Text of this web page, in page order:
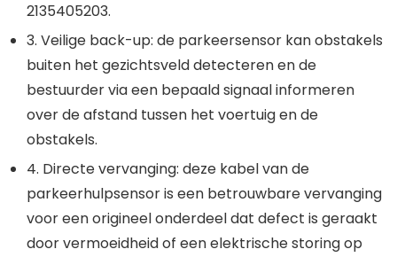
2135405203.
3. Veilige back-up: de parkeersensor kan obstakels
buiten het gezichtsveld detecteren en de
bestuurder via een bepaald signaal informeren
over de afstand tussen het voertuig en de
obstakels.
4. Directe vervanging: deze kabel van de
parkeerhulpsensor is een betrouwbare vervanging
voor een origineel onderdeel dat defect is geraakt
door vermoeidheid of een elektrische storing op